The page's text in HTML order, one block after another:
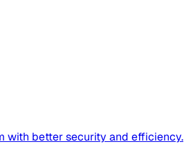
with better security and efficiency.